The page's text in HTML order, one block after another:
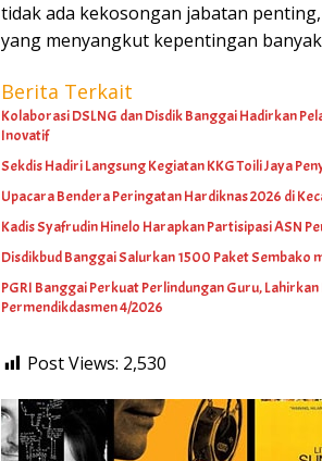
tidak ada kekosongan jabatan
yang menyangkut kepentingan
Berita Terkait
Kolaborasi DSLNG dan Disdik Banggai Hadirkan
Inovatif
Sekdis Hadiri Langsung Kegiatan KKG Toili Jaya
Upacara Bendera Peringatan Hardiknas 2026 di
Kadis Syafrudin Hinelo Harapkan Partisipasi ASN
Disdikbud Banggai Salurkan 1500 Paket Sembako
PGRI Banggai Perkuat Perlindungan Guru,
Permendikdasmen 4/2026
Post Views: 2,530